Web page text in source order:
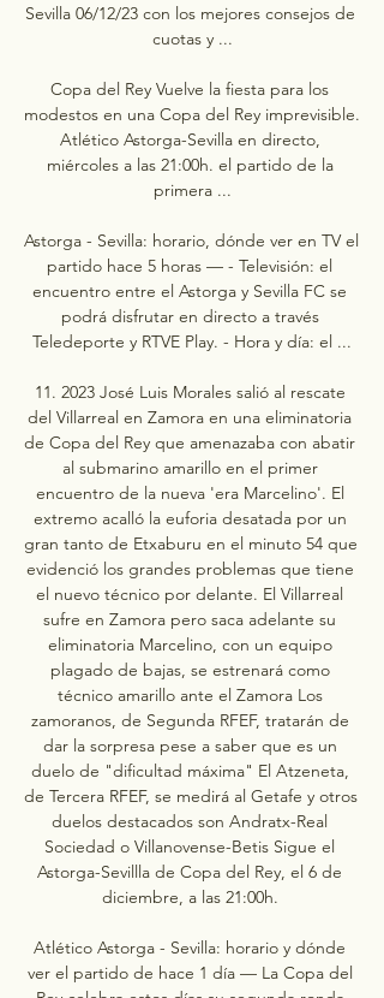
Sevilla 06/12/23 con los mejores consejos de
cuotas y ...
Copa del Rey Vuelve la fiesta para los
modestos en una Copa del Rey imprevisible.
Atlético Astorga-Sevilla en directo,
miércoles a las 21:00h. el partido de la
primera ...
Astorga - Sevilla: horario, dónde ver en TV el
partido hace 5 horas — - Televisión: el
encuentro entre el Astorga y Sevilla FC se
podrá disfrutar en directo a través
Teledeporte y RTVE Play. - Hora y día: el ...
11. 2023 José Luis Morales salió al rescate
del Villarreal en Zamora en una eliminatoria
de Copa del Rey que amenazaba con abatir
al submarino amarillo en el primer
encuentro de la nueva 'era Marcelino'. El
extremo acalló la euforia desatada por un
gran tanto de Etxaburu en el minuto 54 que
evidenció los grandes problemas que tiene
el nuevo técnico por delante. El Villarreal
sufre en Zamora pero saca adelante su
eliminatoria Marcelino, con un equipo
plagado de bajas, se estrenará como
técnico amarillo ante el Zamora Los
zamoranos, de Segunda RFEF, tratarán de
dar la sorpresa pese a saber que es un
duelo de "dificultad máxima" El Atzeneta,
de Tercera RFEF, se medirá al Getafe y otros
duelos destacados son Andratx-Real
Sociedad o Villanovense-Betis Sigue el
Astorga-Sevillla de Copa del Rey, el 6 de
diciembre, a las 21:00h.
Atlético Astorga - Sevilla: horario y dónde
ver el partido de hace 1 día — La Copa del